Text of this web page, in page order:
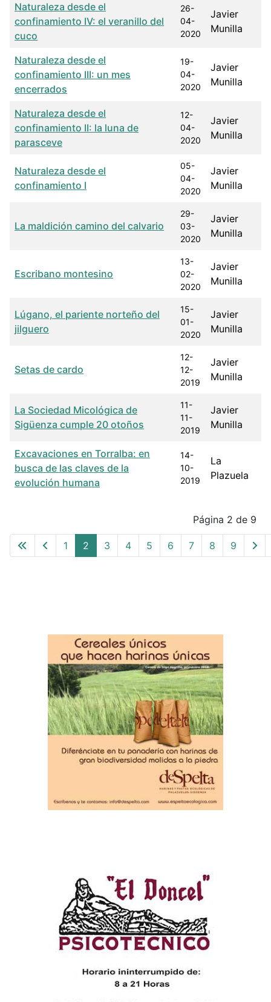
Naturaleza desde el
confinamiento IV: el veranillo del
cuco
26-
04-
2020
Javier
Munilla
Naturaleza desde el
confinamiento III: un mes
encerrados
19-
04-
2020
Javier
Munilla
Naturaleza desde el
confinamiento II: la luna de
parasceve
12-
04-
2020
Javier
Munilla
Naturaleza desde el
confinamiento I
05-
04-
2020
Javier
Munilla
La maldición camino del calvario
29-
03-
2020
Javier
Munilla
Escribano montesino
13-
02-
2020
Javier
Munilla
Lúgano, el pariente norteño del
jilguero
15-
01-
2020
Javier
Munilla
Setas de cardo
12-
12-
2019
Javier
Munilla
La Sociedad Micológica de
Sigüenza cumple 20 otoños
11-
11-
2019
Javier
Munilla
Excavaciones en Torralba: en
busca de las claves de la
evolución humana
14-
10-
2019
La
Plazuela
Página 2 de 9
1 2 3 4 5 6 7 8 9